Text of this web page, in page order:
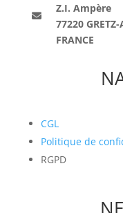
Z.I. Ampère
77220
FRANCE
CGL
Politique de
RGPD